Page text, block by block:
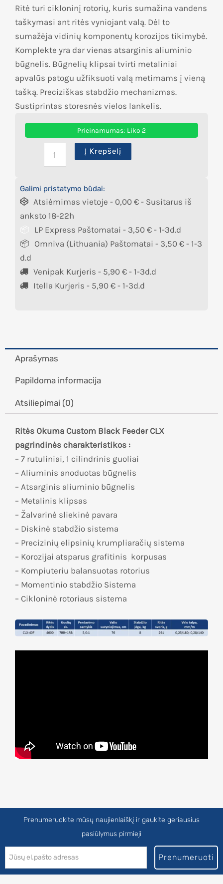
Ritė turi cikloninį rotorių, kuris sumažina vandens
taškymasi ant ritės vyniojant valą. Dėl to
sumažėja vidinių komponentų korozijos tikimybė.
Komplekte yra dar vienas atsarginis aliuminio
būgnelis. Būgnelių klipsai tvirti metaliniai
apvalūs patogu užfiksuoti valą metimams į vieną
tašką. Preciziškas stabdžio mechanizmas.
Sustiprintas storesnės vielos lankelis.
Prieinamumas: Liko 2
Į Krepšelį
Galimi pristatymo būdai:
Atsiėmimas vietoje - 0,00 € - Susitarus iš
anksto 18-22h
LP Express Paštomatai - 3,50 € - 1-3d.d
Omniva (Lithuania) Paštomatai - 3,50 € - 1-3
d.d
Venipak Kurjeris - 5,90 € - 1-3d.d
Itella Kurjeris - 5,90 € - 1-3d.d
Aprašymas
Papildoma informacija
Atsiliepimai (0)
Ritės Okuma Custom Black Feeder CLX
pagrindinės charakteristikos :
– 7 rutuliniai, 1 cilindrinis guoliai
– Aliuminis anoduotas būgnelis
– Atsarginis aliuminio būgnelis
– Metalinis klipsas
– Žalvarinė sliekinė pavara
– Diskinė stabdžio sistema
– Precizinių elipsinių krumpliaračių sistema
– Korozijai atsparus grafitinis korpusas
– Kompiuteriu balansuotas rotorius
– Momentinio stabdžio Sistema
– Cikloninė rotoriaus sistema
Prenumeruokite mūsų naujienlaiškį ir gaukite geriausius
pasiūlymus pirmieji
Prenumeruoti